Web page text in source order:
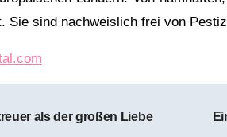
Sie sind nachweislich frei von
als der großen Liebe